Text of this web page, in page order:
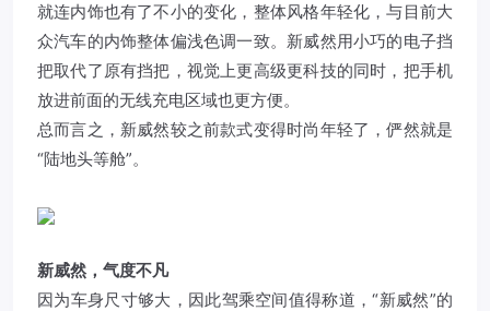
就连内饰也有了不小的变化，整体风格年轻化，与目前大
众汽车的内饰整体偏浅色调一致。新威然用小巧的电子挡
把取代了原有挡把，视觉上更高级更科技的同时，把手机
放进前面的无线充电区域也更方便。
总而言之，新威然较之前款式变得时尚年轻了，俨然就是
“陆地头等舱”。
新威然，气度不凡
因为车身尺寸够大，因此驾乘空间值得称道，“新威然”的